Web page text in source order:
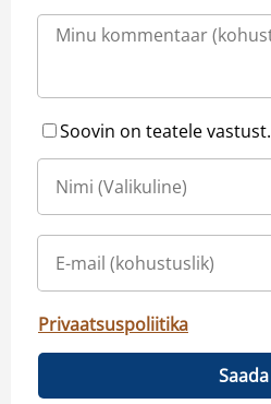
Soovin on teatele vastust.
Privaatsuspoliitika
Saada